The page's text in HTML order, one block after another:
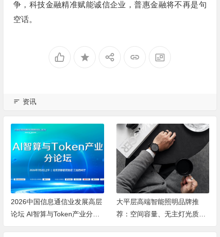
争，科技金融精准赋能诚信企业，普惠金融将不再是句
空话。
资讯
2026中国信息通信业发展高层
论坛 AI智算与Token产业分论
坛顺利举办
大平层高端智能照明品牌推
荐：空间容量、无主灯光质、
全屋定制、长期售后四个维度